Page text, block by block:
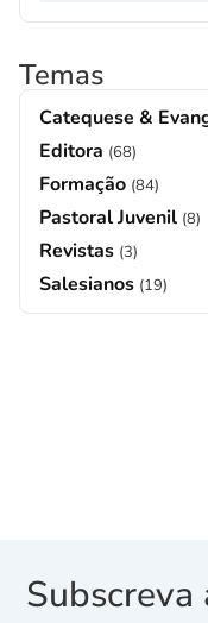
Temas
Catequese &
Editora (68)
Formação (84)
Pastoral Juvenil (8)
Revistas (3)
Salesianos (19)